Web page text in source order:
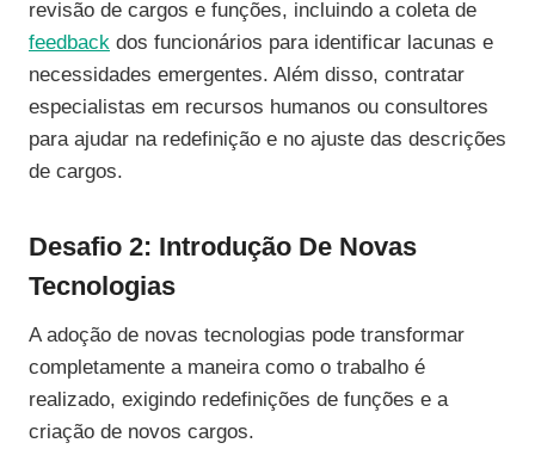
revisão de cargos e funções, incluindo a coleta de
feedback dos funcionários para identificar lacunas e
necessidades emergentes. Além disso, contratar
especialistas em recursos humanos ou consultores
para ajudar na redefinição e no ajuste das descrições
de cargos.
Desafio 2: Introdução De Novas
Tecnologias
A adoção de novas tecnologias pode transformar
completamente a maneira como o trabalho é
realizado, exigindo redefinições de funções e a
criação de novos cargos.